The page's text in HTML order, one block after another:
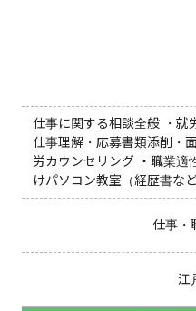
仕事に関する相談全般 ・就
仕事理解・応募書類添削・
労カウンセリング ・職業適
けパソコン教室（経歴書な
仕事・
江